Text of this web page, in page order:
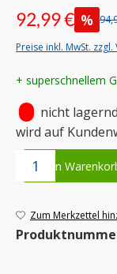
92,99 € %
Preise inkl. MwSt.
+ superschnellem
nicht lagernd
wird auf
Produkt Anzahl:
In den
Zum Merkzettel